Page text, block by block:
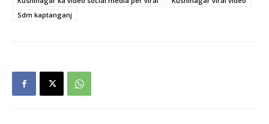
Sdm kaptanganj